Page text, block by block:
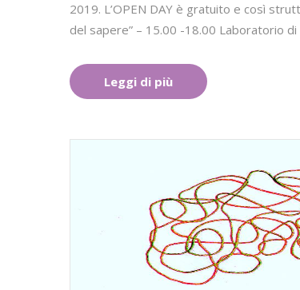
2019. L’OPEN DAY è gratuito e così
del sapere” – 15.00 -18.00 Laboratorio
Leggi di più